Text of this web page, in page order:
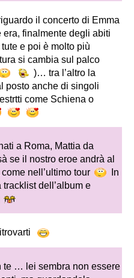
il concerto di Emma
finalmente degli abiti
e poi è molto più
si cambia sul palco
)… tra l’altro la
posto anche di singoli
come Schiena o
a Roma, Mattia da
se il nostro eroe andrà al
nell’ultimo tour
In
dell’album e
te … lei sembra non essere